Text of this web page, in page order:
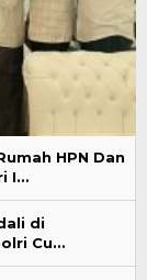
HPN Dan
I…
di
Cu…